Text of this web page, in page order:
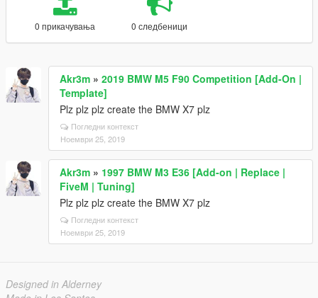
0 прикачувања 0 следбеници
Akr3m » 2019 BMW M5 F90 Competition [Add-On |
Template]
Plz plz plz create the BMW X7 plz
Погледни контекст
Ноември 25, 2019
Akr3m » 1997 BMW M3 E36 [Add-on | Replace |
FiveM | Tuning]
Plz plz plz create the BMW X7 plz
Погледни контекст
Ноември 25, 2019
Designed in Alderney